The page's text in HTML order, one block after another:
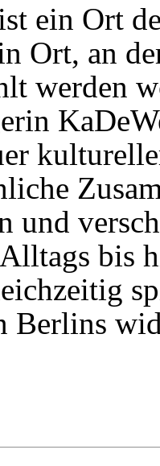
ein Ort
Ort, an
werden
und
bis
Berlins